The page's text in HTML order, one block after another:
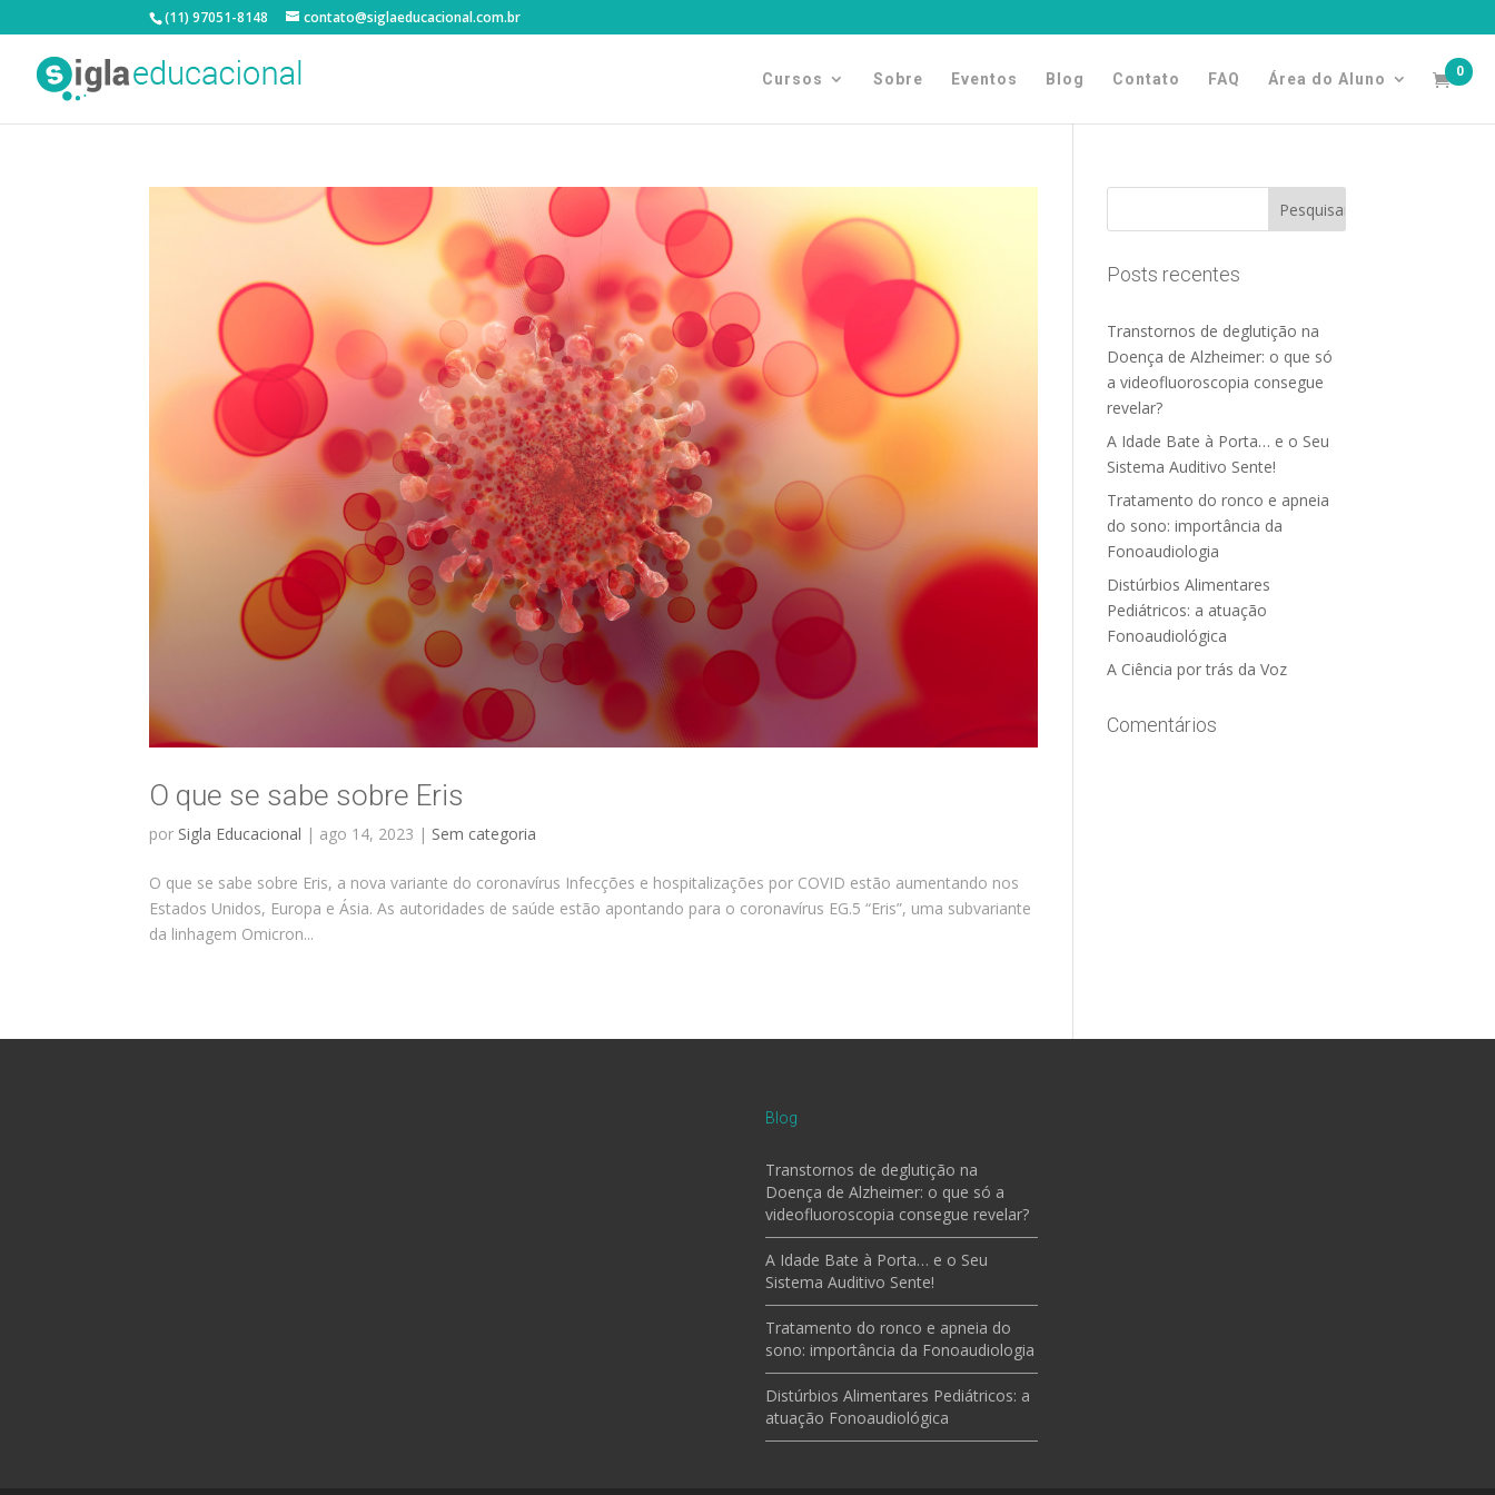
(11) 97051-8148 contato@siglaeducacional.com.br
Cursos Sobre Eventos Blog Contato FAQ Área do Aluno 0
O que se sabe sobre Eris
por Sigla Educacional | ago 14, 2023 | Sem categoria
O que se sabe sobre Eris, a nova variante do coronavírus Infecções e hospitalizações por COVID estão aumentando nos
Estados Unidos, Europa e Ásia. As autoridades de saúde estão apontando para o coronavírus EG.5 “Eris”, uma subvariante
da linhagem Omicron...
Posts recentes
Transtornos de deglutição na
Doença de Alzheimer: o que só
a videofluoroscopia consegue
revelar?
A Idade Bate à Porta… e o Seu
Sistema Auditivo Sente!
Tratamento do ronco e apneia
do sono: importância da
Fonoaudiologia
Distúrbios Alimentares
Pediátricos: a atuação
Fonoaudiológica
A Ciência por trás da Voz
Comentários
Blog
Transtornos de deglutição na
Doença de Alzheimer: o que só a
videofluoroscopia consegue revelar?
A Idade Bate à Porta… e o Seu
Sistema Auditivo Sente!
Tratamento do ronco e apneia do
sono: importância da Fonoaudiologia
Distúrbios Alimentares Pediátricos: a
atuação Fonoaudiológica